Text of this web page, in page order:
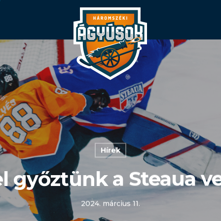
Hírek
győztünk a Steaua
2024. március 11.